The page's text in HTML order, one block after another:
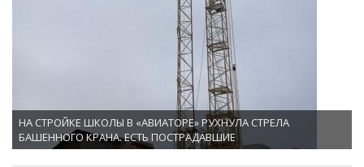
НА СТРОЙКЕ ШКОЛЫ В «АВИАТОРЕ» РУХНУЛА СТРЕЛА
БАШЕННОГО КРАНА. ЕСТЬ ПОСТРАДАВШИЕ